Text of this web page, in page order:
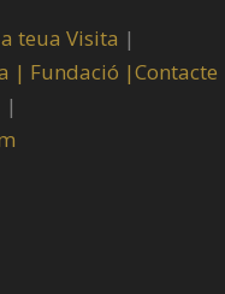
teua Visita |
| Fundació |Contacte
|